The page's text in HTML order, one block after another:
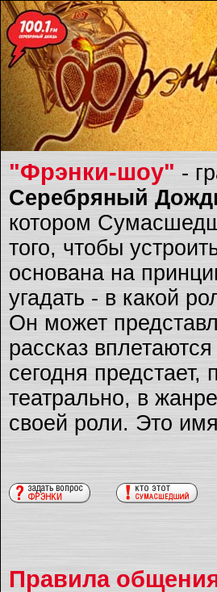
"Фрэнки-шоу" -
Серебряный
котором
того, чтобы
основана на
угадать - в какой
Он может
рассказ
сегодня
театрально, в
своей роли. Это
Правила